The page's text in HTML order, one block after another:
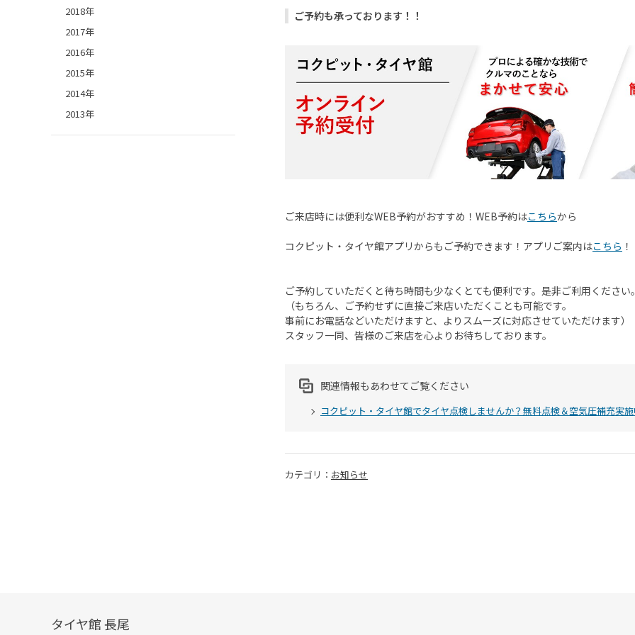
ご予約も承っております！！
ご来店時には便利なWEB予約がおすすめ！ WEB予約はこちらから
コクピット・タイヤ館アプリからもご予約できます！アプリご案内はこちら ！
ご予約していただくと待ち時間も少なくとても便利です。是非ご利用ください
（もちろん、ご予約せずに直接ご来店いただくことも可能です。
事前にお電話などいただけますと、よりスムーズに対応させていただけます）
スタッフ一同、皆様のご来店を心よりお待ちしております。
関連情報もあわせてご覧ください
コクピット・タイヤ館でタイヤ点検しませんか？無料点検＆空気圧補充実
カテゴリ： お知らせ
2018年
2017年
2016年
2015年
2014年
2013年
タイヤ館 長尾